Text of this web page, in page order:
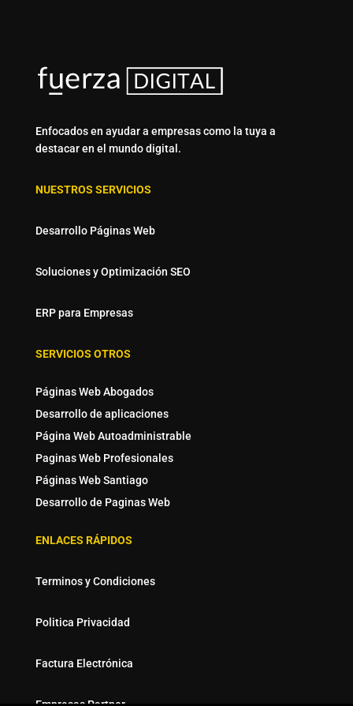
Enfocados en ayudar a empresas como la tuya a
destacar en el mundo digital.
NUESTROS SERVICIOS
Desarrollo Páginas Web
Soluciones y Optimización SEO
ERP para Empresas
SERVICIOS OTROS
Páginas Web Abogados
Desarrollo de aplicaciones
Página Web Autoadministrable
Paginas Web Profesionales
Páginas Web Santiago
Desarrollo de Paginas Web
ENLACES RÁPIDOS
Terminos y Condiciones
Politica Privacidad
Factura Electrónica